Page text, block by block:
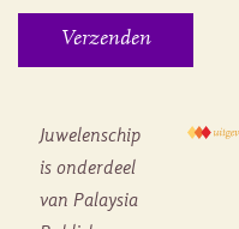
Juwelenschip
is onderdeel
van Palaysia